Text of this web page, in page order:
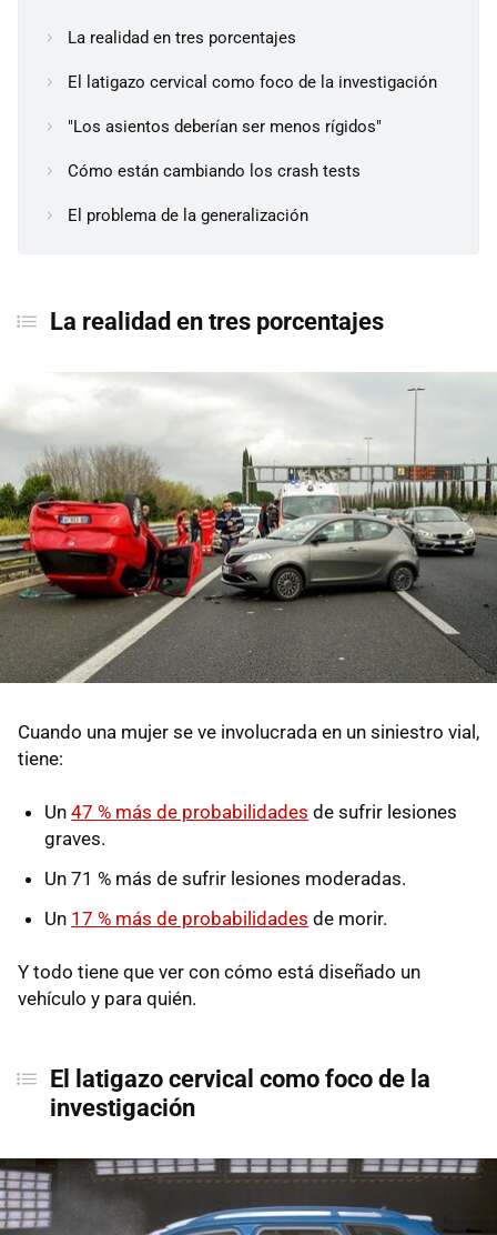
La realidad en tres porcentajes
El latigazo cervical como foco de la investigación
"Los asientos deberían ser menos rígidos"
Cómo están cambiando los crash tests
El problema de la generalización
La realidad en tres porcentajes
Cuando una mujer se ve involucrada en un siniestro vial,
tiene:
Un 47 % más de probabilidades de sufrir lesiones
graves.
Un 71 % más de sufrir lesiones moderadas.
Un 17 % más de probabilidades de morir.
Y todo tiene que ver con cómo está diseñado un
vehículo y para quién.
El latigazo cervical como foco de la
investigación